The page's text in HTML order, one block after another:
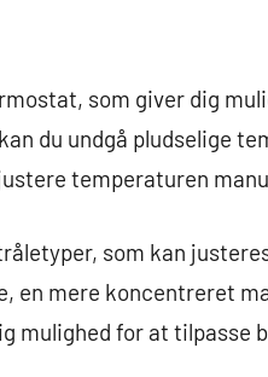
som giver dig
du undgå pludselige
temperaturen
som kan
en mere koncentreret
mulighed for at tilpasse